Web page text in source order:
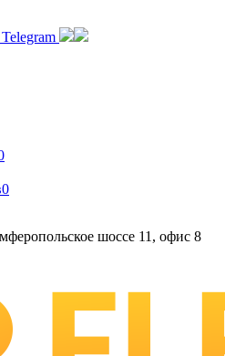
0
шоссе 11, офис 8